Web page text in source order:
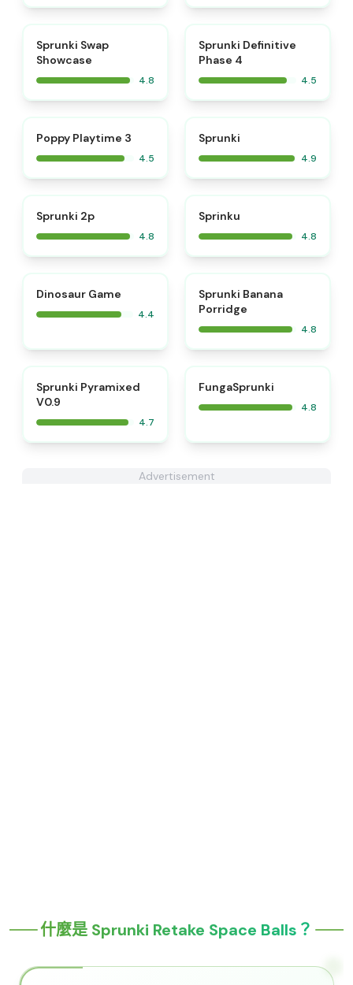
Sprunki Swap
Showcase
4.8
Sprunki Definitive
Phase 4
4.5
Poppy Playtime 3
4.5
Sprunki
4.9
Sprunki 2p
4.8
Sprinku
4.8
Dinosaur Game
4.4
Sprunki Banana
Porridge
4.8
Sprunki Pyramixed
V0.9
4.7
FungaSprunki
4.8
Advertisement
什麼是 Sprunki Retake Space Balls？